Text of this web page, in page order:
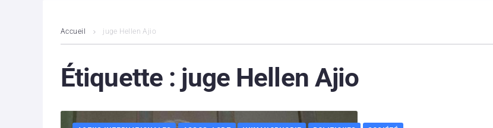
Accueil juge Hellen Ajio
Étiquette : juge Hellen Ajio